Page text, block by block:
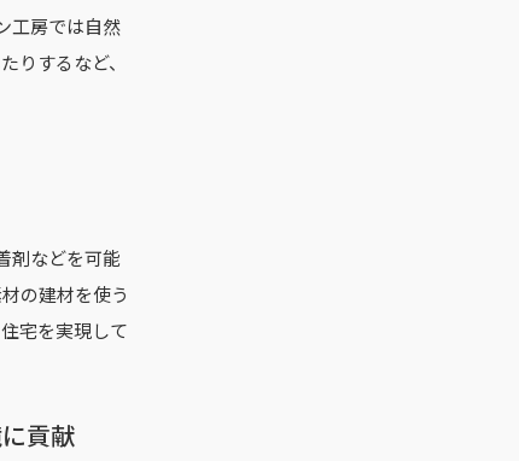
工房では自然
りするなど、
剤などを可能
の建材を使う
宅を実現して
貢献